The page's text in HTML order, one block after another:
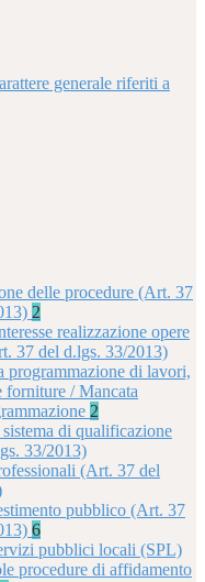
generale riferiti a
delle procedure (Art. 37
2
realizzazione opere
37 del d.lgs. 33/2013)
programmazione di lavori,
forniture / Mancata
2
di qualificazione
33/2013)
(Art. 37 del
pubblico (Art. 37
6
pubblici locali (SPL)
procedure di affidamento